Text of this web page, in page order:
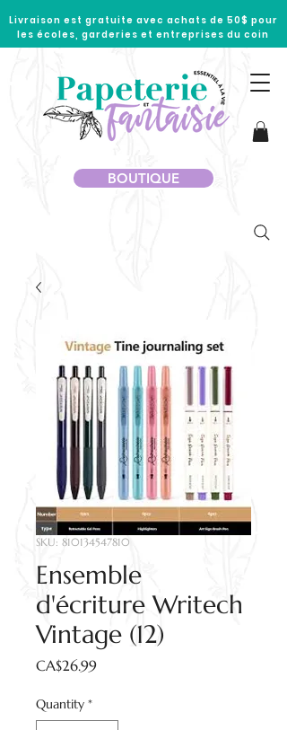
Livraison est gratuite avec achats de 50$ pour
les écoles, garderies et entreprises du coin
BOUTIQUE
SKU: 810134547810
Ensemble
d'écriture Writech
Vintage (12)
CA$26.99Price
Quantity *